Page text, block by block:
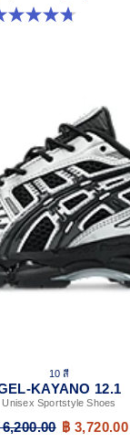
306 รีวิว
10 สี
KAYANO 12.1
Unisex Sportstyle Shoes
฿ 3,720.00